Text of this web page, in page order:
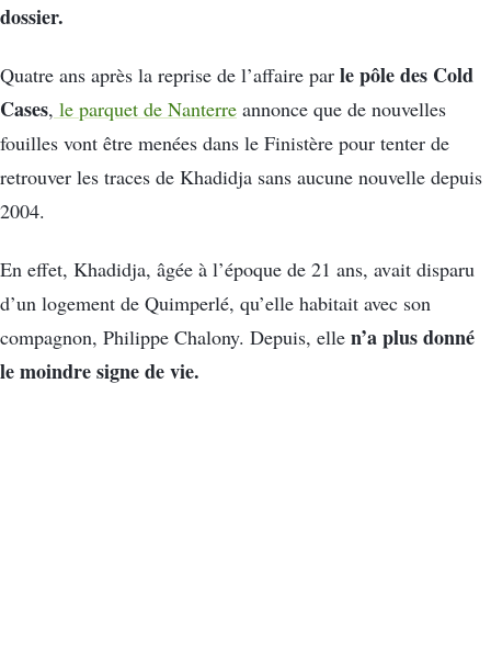
dossier.
Quatre ans après la reprise de l’affaire par le pôle des Cold
Cases, le parquet de Nanterre annonce que de nouvelles
fouilles vont être menées dans le Finistère pour tenter de
retrouver les traces de Khadidja sans aucune nouvelle depuis
2004.
En effet, Khadidja, âgée à l’époque de 21 ans, avait disparu
d’un logement de Quimperlé, qu’elle habitait avec son
compagnon, Philippe Chalony. Depuis, elle n’a plus donné
le moindre signe de vie.